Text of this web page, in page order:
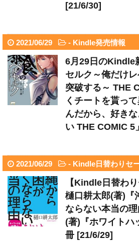
[21/6/30]
2021/06/29 - Kindle発売情報
6月29日のKindle
セルク～俺だけ
突破する～ THE
くチートを貰っ
んだから、好き
い THE COMIC 5
2021/06/29 - Kindle日替わりセ
【Kindle日替わ
樋口耕太郎(著)『
ならない本当の
(著)『ホワイトハ
冊 [21/6/29]